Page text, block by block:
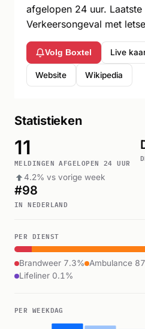
afgelopen 24 uur. Laatste
Verkeersongeval met
Volg Boxtel Live
Website Wikipedia
Statistieken
11
MELDINGEN AFGELOPEN 24 UUR
4.2% vs vorige week
#98
IN NEDERLAND
PER DIENST
Brandweer 7.3% Ambulance
Lifeliner 0.1%
PER WEEKDAG